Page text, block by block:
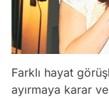
Farklı hayat
ayırmaya karar